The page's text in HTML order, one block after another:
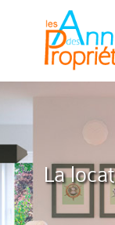
La